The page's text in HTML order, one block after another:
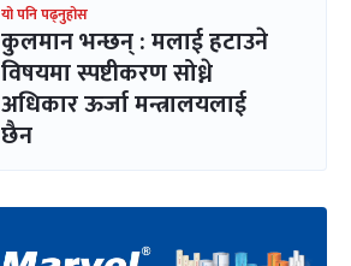
यो पनि पढ्नुहोस
कुलमान भन्छन् : मलाई हटाउने
विषयमा स्पष्टीकरण सोध्ने
अधिकार ऊर्जा मन्त्रालयलाई
छैन